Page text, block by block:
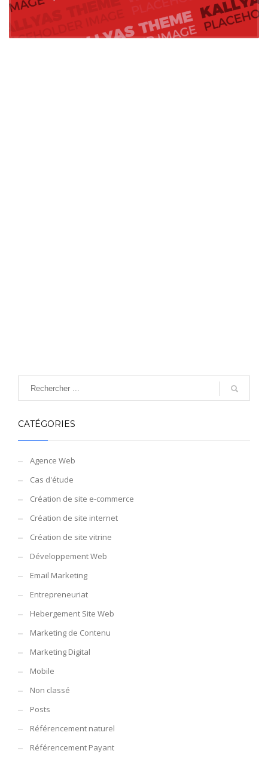
CATÉGORIES
Agence Web
Cas d'étude
Création de site e-commerce
Création de site internet
Création de site vitrine
Développement Web
Email Marketing
Entrepreneuriat
Hebergement Site Web
Marketing de Contenu
Marketing Digital
Mobile
Non classé
Posts
Référencement naturel
Référencement Payant